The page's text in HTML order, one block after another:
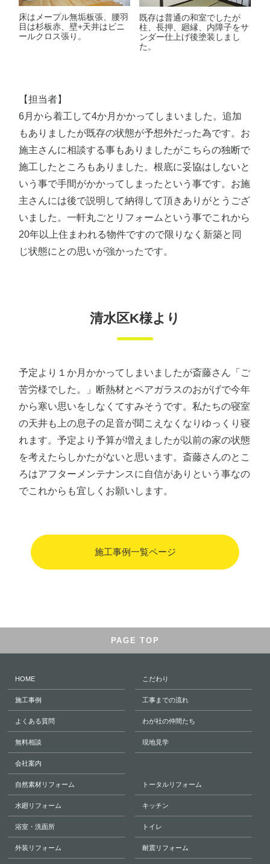
床はメープル無垢板張、腰羽
目は杉板赤、壁+天井はビニ
ールクロス張り。
既存は普通の和室でしたが
柱、長押、廻縁、内障子をサ
ンダー仕上げ後塗装しまし
た。
【担当者】
6月から着工して4か月かかってしまいました。追加
もありましたが既存の状態が予想外だった為です。お
施主さんに相談する事もありましたがこちらの独断で
施工したところもありました。根底に妥協はしないと
いう事で手間がかかってしまったという事です。お施
主さんには後で説明して納得して頂きありがとうござ
いました。一軒丸ごとリフォームという事でこれから
20年以上住まわれる物件ですので限りなく新築と同
じ状態にとの思いが強かったです。
清水区K様より
予定より１か月かかってしまいましたが斎藤さん「ご
苦労様でした。」断熱材とペアガラスのおがげで今年
から寒い思いをしなくてすみそうです。私たちの寝室
の天井も上の息子の足音が聞こえなくなりゆっくり寝
れます。予定より予算が増えましたが以前の家の状態
を考えたらしかたがないと思います。斎藤さんのとこ
ろはアフターメンテナンスに自信がありという事なの
でこれからも宜しくお願いします。
施工事例一覧ページ
PAGE TOP
HOME こだわり
施工事例 工事までの流れ
よくある質問 わが社の仲間たち
無料相談 現地見学
会社案内
自然素材リフォーム トータルリフォーム
水廻リフォーム キッチン
浴室・洗面所 トイレ
外装リフォーム 耐震リフォーム